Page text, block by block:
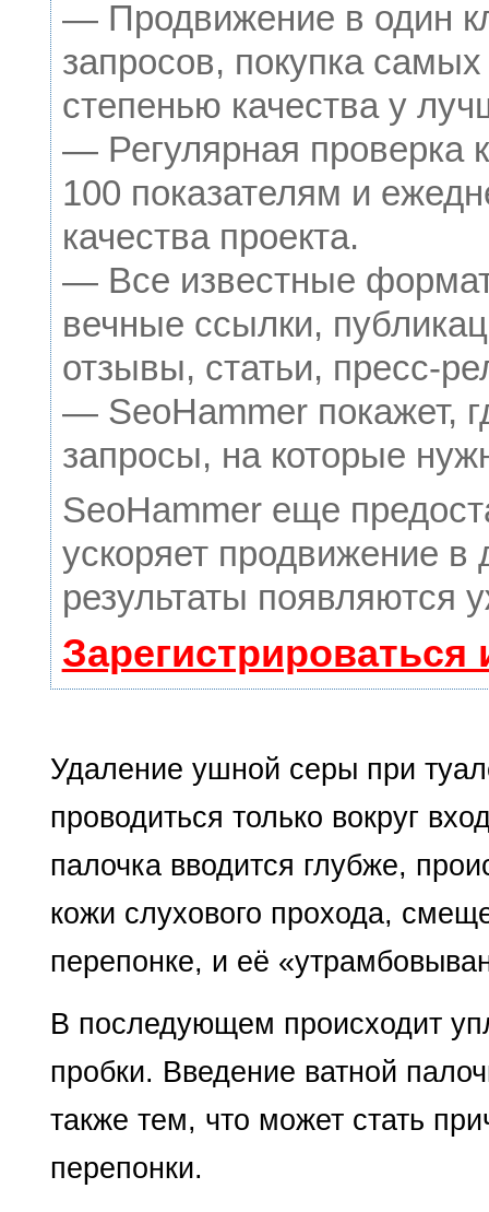
— Продвижение в один
запросов, покупка
степенью качества у
— Регулярная проверка
100 показателям и
качества проекта.
— Все известные
вечные ссылки,
отзывы, статьи, пресс-
— SeoHammer покажет,
запросы, на которые
SeoHammer еще
ускоряет продвижение в
результаты появляются
Удаление ушной серы при
проводиться только вокруг
палочка вводится глубже,
кожи слухового прохода,
перепонке, и её
В последующем происходит
пробки. Введение ватной
также тем, что может стать
перепонки.